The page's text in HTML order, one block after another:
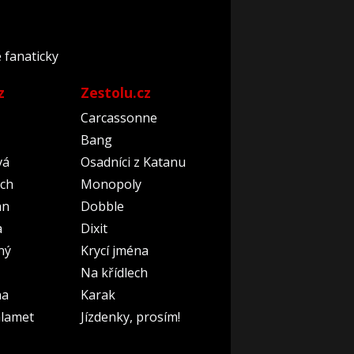
fanaticky
Zestolu.cz
Carcassonne
Bang
Osadníci z Katanu
Monopoly
Dobble
Dixit
Krycí jména
Na křídlech
Karak
Jízdenky, prosím!